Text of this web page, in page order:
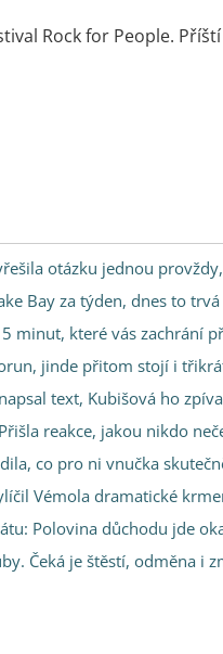
Rock for People.
otázku jednou
Bay za týden, dnes to
minut, které vás zachrání
jinde přitom stojí i
text, Kubišová ho
reakce, jakou nikdo
co pro ni vnučka
Vémola dramatické
Polovina důchodu jde
Čeká je štěstí, odměna i